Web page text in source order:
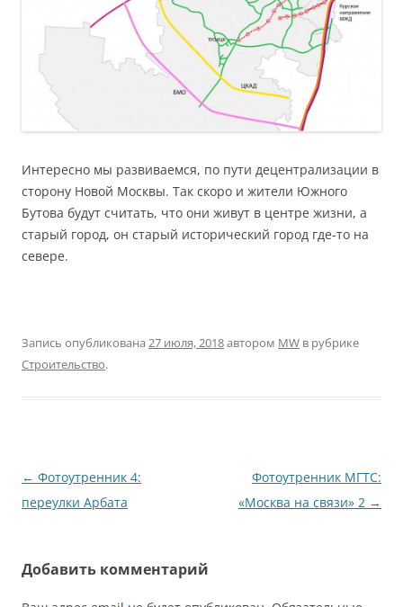
Интересно мы развиваемся, по пути децентрализации в
сторону Новой Москвы. Так скоро и жители Южного
Бутова будут считать, что они живут в центре жизни, а
старый город, он старый исторический город где-то на
севере.
Запись опубликована 27 июля, 2018автором MW в рубрике
Строительство.
Навигация
по
← Фотоутренник 4:
переулки Арбата
Фотоутренник МГТС:
«Москва на связи» 2 →
Добавить комментарий